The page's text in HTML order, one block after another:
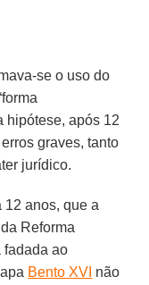
se o uso do
hipótese, após 12
graves, tanto
jurídico.
12 anos, que a
Reforma
fadada ao
Bento XVI não